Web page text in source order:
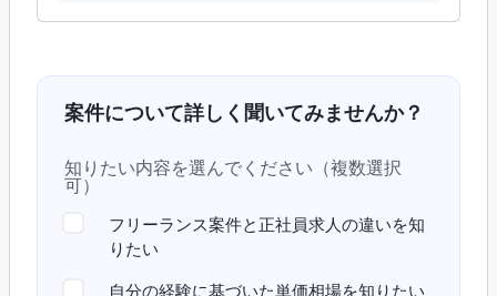
案件について詳しく聞いてみませんか？
知りたい内容を選んでください（複数選択
可）
フリーランス案件と正社員求人の違いを知
りたい
自分の経験に基づいた単価相場を知りたい